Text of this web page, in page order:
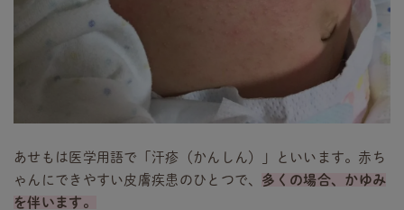
あせもは医学用語で「汗疹（かんしん）」といいます。赤ち
ゃんにできやすい皮膚疾患のひとつで、 多くの場合、かゆみ
を伴います。